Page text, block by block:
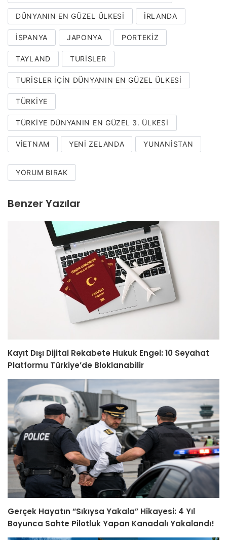
DÜNYANIN EN GÜZEL ÜLKESI IRLANDA
İSPANYA JAPONYA PORTEKIZ
TAYLAND TURISLER
TURISLER IÇIN DÜNYANIN EN GÜZEL ÜLKESI
TÜRKIYE
TÜRKIYE DÜNYANIN EN GÜZEL 3. ÜLKESI
VIETNAM YENI ZELANDA YUNANISTAN
YORUM BIRAK
Benzer Yazılar
Kayıt Dışı Dijital Rekabete Hukuk Engel: 10 Seyahat
Platformu Türkiye’de Bloklanabilir
Gerçek Hayatın “Sıkıysa Yakala” Hikayesi: 4 Yıl
Boyunca Sahte Pilotluk Yapan Kanadalı Yakalandı!